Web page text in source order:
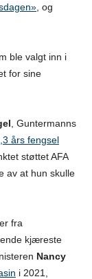
, og
ble valgt inn i
for sine
, Guntermanns
års fengsel
støttet AFA
av at hun skulle
fra
kjæreste
Nancy
i 2021,